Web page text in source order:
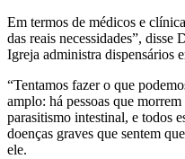
Em termos de médicos e
das reais necessidades”,
Igreja administra dispensários
“Tentamos fazer o que
amplo: há pessoas que
parasitismo intestinal, e todos
doenças graves que sentem
ele.